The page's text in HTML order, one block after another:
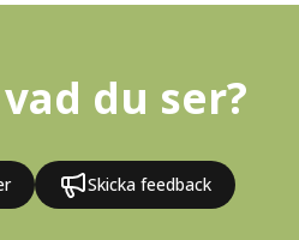
du ser?
Skicka feedback